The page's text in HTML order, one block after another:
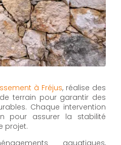
à Fréjus, réalise des
terrain pour garantir des
Chaque intervention
pour assurer la stabilité
projet.